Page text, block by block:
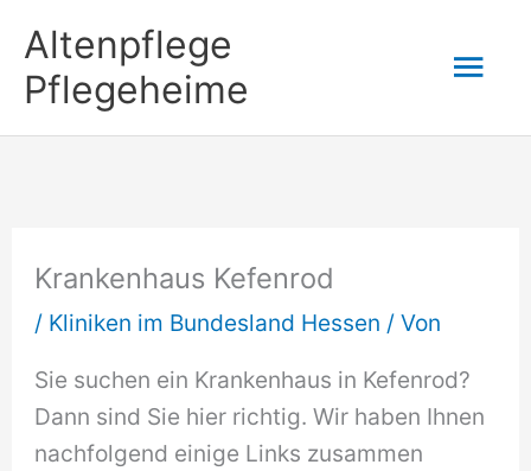
Inhalt
springen
Altenpflege
Pflegeheime
Krankenhaus Kefenrod
/ Kliniken im Bundesland Hessen / Von
Sie suchen ein Krankenhaus in Kefenrod?
Dann sind Sie hier richtig. Wir haben Ihnen
nachfolgend einige Links zusammen